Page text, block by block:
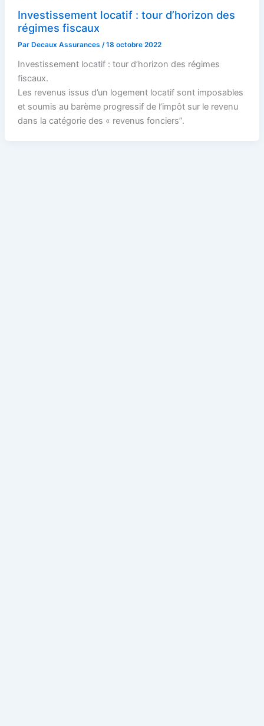
Investissement locatif : tour d’horizon des
régimes fiscaux
Par Decaux Assurances /18 octobre 2022
Investissement locatif : tour d’horizon des régimes
fiscaux.
Les revenus issus d’un logement locatif sont imposables
et soumis au barème progressif de l’impôt sur le revenu
dans la catégorie des « revenus fonciers”.